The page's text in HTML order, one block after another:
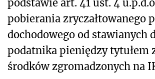
podstawie art. 41 ust. 4
pobierania zryczałtowanego
dochodowego od stawianych
podatnika pieniędzy tytułem
środków zgromadzonych na